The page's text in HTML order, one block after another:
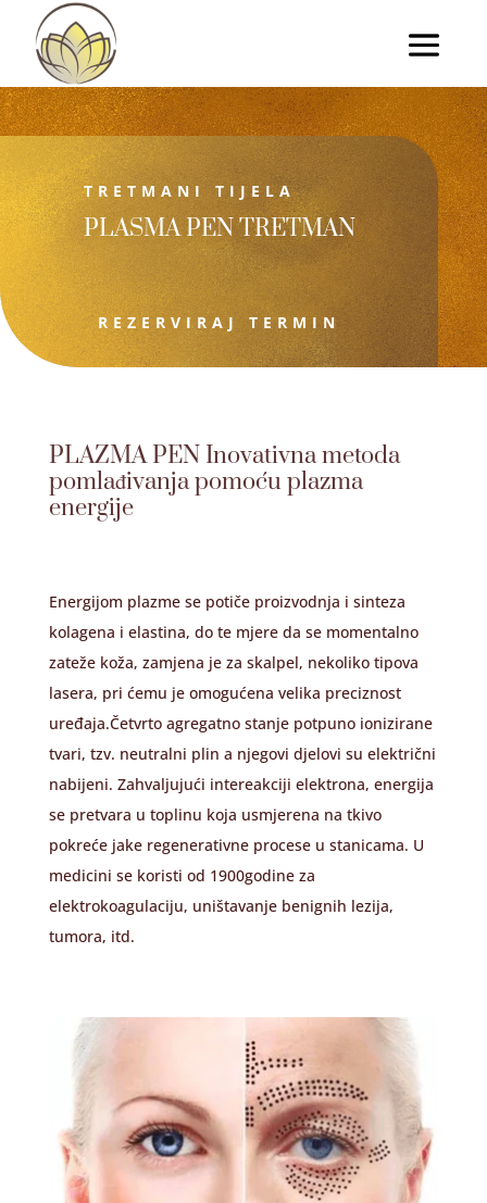
TRETMANI TIJELA
PLASMA PEN TRETMAN
REZERVIRAJ TERMIN
PLAZMA PEN Inovativna metoda
pomlađivanja pomoću plazma
energije
Energijom plazme se potiče proizvodnja i sinteza
kolagena i elastina, do te mjere da se momentalno
zateže koža, zamjena je za skalpel, nekoliko tipova
lasera, pri ćemu je omogućena velika preciznost
uređaja.Četvrto agregatno stanje potpuno ionizirane
tvari, tzv. neutralni plin a njegovi djelovi su električni
nabijeni. Zahvaljujući intereakciji elektrona, energija
se pretvara u toplinu koja usmjerena na tkivo
pokreće jake regenerativne procese u stanicama. U
medicini se koristi od 1900godine za
elektrokoagulaciju, uništavanje benignih lezija,
tumora, itd.